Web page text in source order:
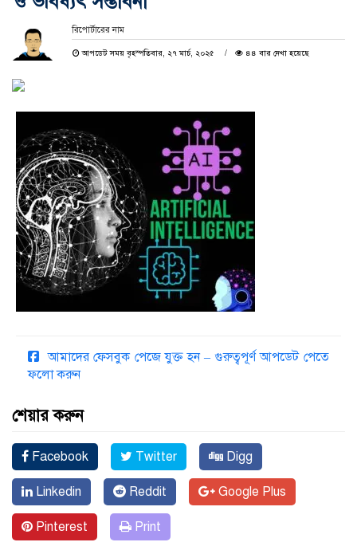
রিপোর্টারের নাম
আপডেট সময় বৃহস্পতিবার, ২৭ মার্চ, ২০২৫ ৪৪ বার দেখা হয়েছে
আমাদের ফেসবুক পেজে যুক্ত হন – গুরুত্বপূর্ণ আপডেট পেতে
ফলো করুন
শেয়ার করুন
Facebook Twitter Digg
Linkedin Reddit Google Plus
Pinterest Print